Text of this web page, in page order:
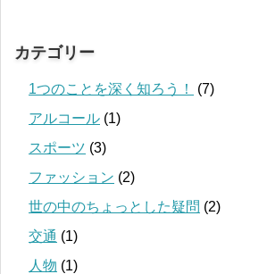
カテゴリー
1つのことを深く知ろう！
(7)
アルコール (1)
スポーツ (3)
ファッション (2)
世の中のちょっとした疑問 (2)
交通 (1)
人物 (1)